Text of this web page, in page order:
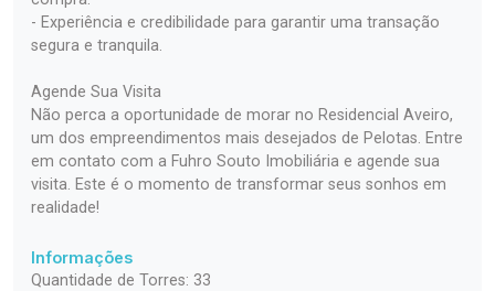
- Experiência e credibilidade para garantir uma transação
segura e tranquila.
Agende Sua Visita
Não perca a oportunidade de morar no Residencial Aveiro,
um dos empreendimentos mais desejados de Pelotas. Entre
em contato com a Fuhro Souto Imobiliária e agende sua
visita. Este é o momento de transformar seus sonhos em
realidade!
Informações
Quantidade de Torres: 33